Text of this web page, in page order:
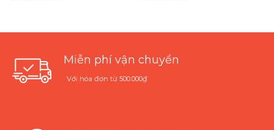
Miễn phí vận chuyển
Với hóa đơn từ 500.000₫